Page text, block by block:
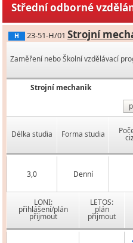
Střední odborné
H 23-51-H/01 Strojní
Zaměření nebo Školní vzdělávací
Strojní mechanik
Délka studia Forma studia
3,0 Denní
LONI:
přihlášení/plán
přijmout
LETOS:
plán
přijmout